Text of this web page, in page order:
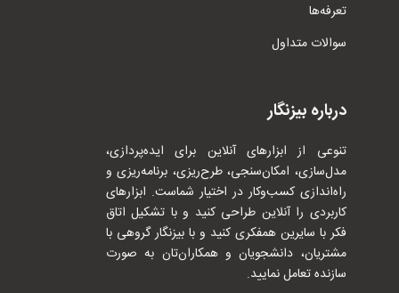
تعرفه‌ها
سوالات متداول
درباره بیزنگار
تنوعی از ابزارهای آنلاین برای ایده‌پردازی،
مدل‌سازی، امکان‌سنجی، طرح‌ریزی، برنامه‌ریزی و
راه‌اندازی کسب‌وکار در اختیار شماست. ابزارهای
کاربردی را آنلاین طراحی کنید و با تشکیل اتاق
فکر با سایرین همفکری کنید و با بیزنگار گروهی با
مشتریان، دانشجویان و همکاران‌تان به صورت
سازنده تعامل نمایید.